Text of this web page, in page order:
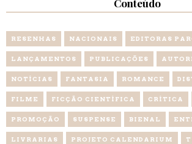
Conteúdo
RESENHAS NACIONAIS EDITORAS
LANÇAMENTOS PUBLICAÇÕES
NOTÍCIAS FANTASIA ROMANCE
FILME FICÇÃO CIENTÍFICA CRÍTICA
PROMOÇÃO SUSPENSE BIENAL
LIVRARIAS PROJETO CALENDARIUM